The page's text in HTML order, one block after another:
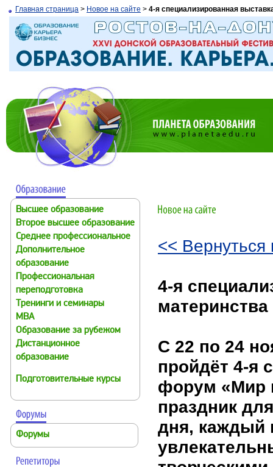
Главная страница > Новое на сайте > 4-я специализированная
Высшее образование
Второе высшее образование
Среднее профессиональное
Дополнительное
образование
Профессиональная
переподготовка
Тренинги и семинары
MBA
Образование за рубежом
Дистанционное
образование
Подготовительные курсы
Форумы
<< Вернуться
4-я
С 22 по 24
пройдёт 4-я
форум «Мир
праздник
дня, каждый